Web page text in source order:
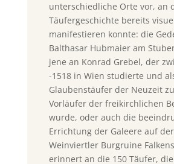
unterschiedliche Orte vor, an
Täufergeschichte bereits
manifestieren konnte: die
Balthasar Hubmaier am
jene an Konrad Grebel, der
-1518 in Wien studierte und
Glaubenstäufer der Neuzeit
Vorläufer der freikirchlichen
wurde, oder auch die
Errichtung der Galeere auf der
Weinviertler Burgruine
erinnert an die 150 Täufer,